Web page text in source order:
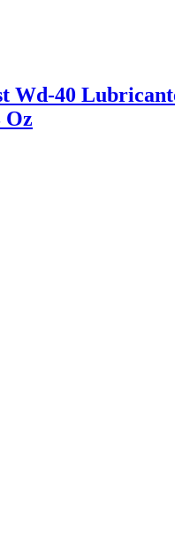
Wd-40
Oz